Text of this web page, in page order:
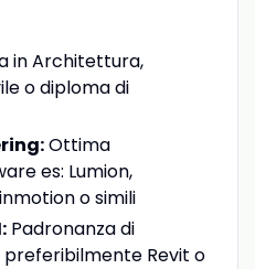
in Architettura,
o diploma di
Ottima
es: Lumion,
o simili
Padronanza di
Revit o